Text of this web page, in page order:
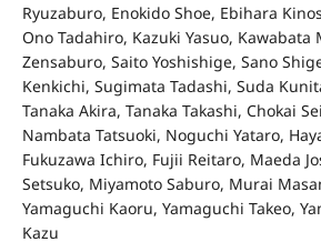
Ryuzaburo, Enokido Shoe, Ebihara
Ono Tadahiro, Kazuki Yasuo, Kawabata
Zensaburo, Saito Yoshishige, Sano
Kenkichi, Sugimata Tadashi, Suda
Tanaka Akira, Tanaka Takashi, Chokai
Nambata Tatsuoki, Noguchi Yataro,
Fukuzawa Ichiro, Fujii Reitaro, Maeda
Setsuko, Miyamoto Saburo, Murai
Yamaguchi Kaoru, Yamaguchi Takeo,
Kazu